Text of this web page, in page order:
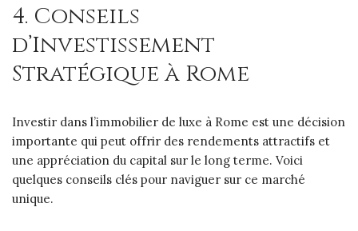
4. Conseils
d’Investissement
Stratégique à Rome
Investir dans l’immobilier de luxe à Rome est une décision
importante qui peut offrir des rendements attractifs et
une appréciation du capital sur le long terme. Voici
quelques conseils clés pour naviguer sur ce marché
unique.